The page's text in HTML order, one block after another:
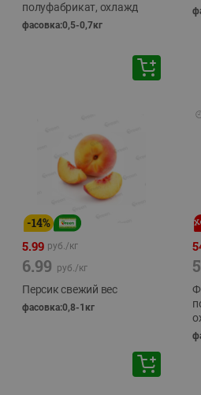
полуфабрикат, охлажд
фасовка:0,5-0,7кг
-14%
5.99 руб./кг
6.99 руб./кг
Персик свежий вес
фасовка:0,8-1кг